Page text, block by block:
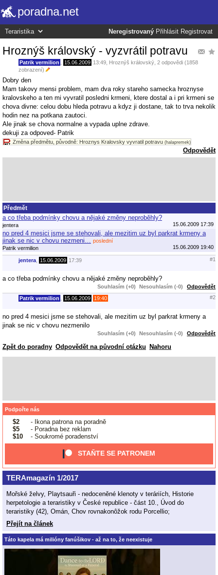
poradna.net
Neregistrovaný Přihlásit Registrovat
Hroznýš královský - vyzvrátil potravu
Patrik vermilion 15.06.2009 13:49 Hroznýš královský , 2 odpovědi (1858
zobrazení)
Dobry den
Mam takovy mensi problem, mam dva roky stareho samecka hroznyse
kralovskeho a ten mi vyvratil posledni krmeni, ktere dostal a i pri krmeni se
chova divne: celou dobu hleda potravu a kdyz ji dostane, tak to trva nekolik
hodin nez na potkana zautoci.
Ale jinak se chova normalne a vypada uplne zdrave.
dekuji za odpoved- Patrik
Změna předmětu, původně: Hroznys Kralovsky vyvratil potravu (halapremek)
Odpovědět
Předmět
a co třeba podmínky chovu a nějaké změny neproběhly?
jentera 15.06.2009 17:39
no pred 4 mesici jsme se stehovali, ale mezitim uz byl parkrat krmeny a
jinak se nic v chovu nezmeni…
poslední
Patrik vermilion
15.06.2009 19:40
jentera 15.06.2009 17:39 #1
a co třeba podmínky chovu a nějaké změny neproběhly?
Souhlasím (+0) Nesouhlasím (-0) Odpovědět
Patrik vermilion 15.06.2009 19:40 #2
no pred 4 mesici jsme se stehovali, ale mezitim uz byl parkrat krmeny a
jinak se nic v chovu nezmenilo
Souhlasím (+0) Nesouhlasím (-0) Odpovědět
Zpět do poradny Odpovědět na původní otázku Nahoru
Podpořte nás
$2
- Ikona patrona na poradně
$5
- Poradna bez reklam
$10
- Soukromé poradenství
STAŇTE SE PATRONEM
TERAmagazín 1/2017
Mořské želvy, Playtsauři - nedoceněné klenoty v teráriích, Historie
herpetologie a teraristiky v České republice - část 10., Úvod do
teraristiky (42), Omán, Chov rovnakonôžok rodu Porcellio;
Přejít na článek
Táto kapela má milióny fanúšikov - až na to, že neexistuje